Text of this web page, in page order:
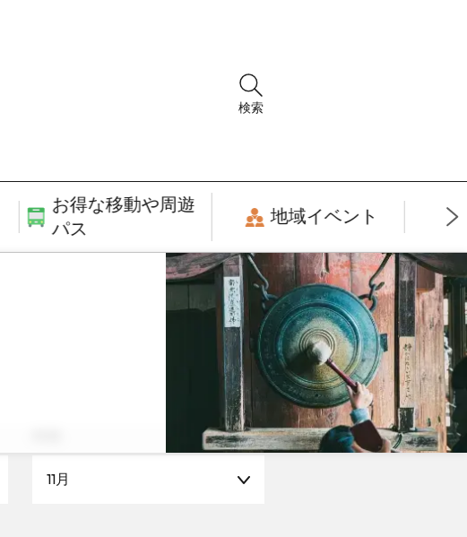
検索
お得な移動や周遊
パス
地域イベント
11月